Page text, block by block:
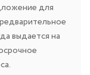
для
выдается на